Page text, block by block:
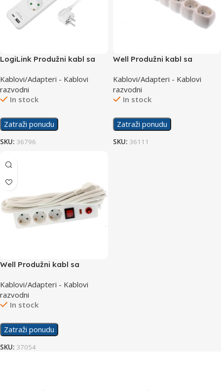
LogiLink Produžni kabl sa
A, 1X USB- C 1.5m LPS279U
Kablovi/Adapteri - Kablovi
razvodni
In stock
Zatraži ponudu
SKU: 36796
Well Produžni kabl sa
EXT650P
Kablovi/Adapteri - Kablovi
razvodni
In stock
Zatraži ponudu
SKU: 36111
Well Produžni kabl sa
Kablovi/Adapteri - Kablovi
razvodni
In stock
Zatraži ponudu
SKU: 37054